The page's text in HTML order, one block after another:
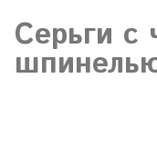
Серьги с